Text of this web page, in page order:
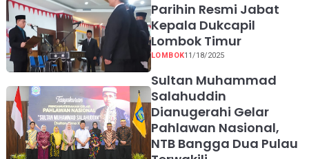
Parihin Resmi Jabat
Kepala Dukcapil
Lombok Timur
LOMBOK11/18/2025
Sultan Muhammad
Salahuddin
Dianugerahi Gelar
Pahlawan Nasional,
NTB Bangga Dua Pulau